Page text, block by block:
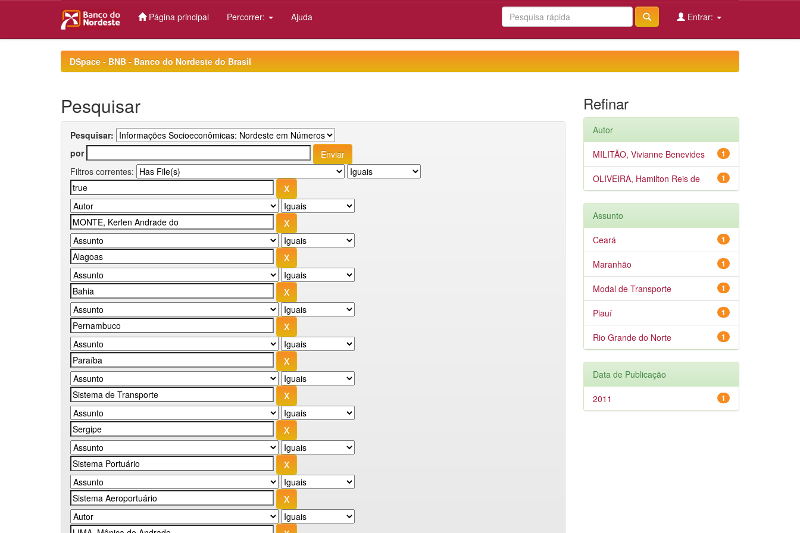
Página principal Percorrer: Ajuda Entrar:
DSpace - BNB - Banco do Nordeste do Brasil
Pesquisar
Pesquisar:
por
Filtros correntes:
Refinar
Autor
1
MILITÃO, Vivianne Benevides
1
OLIVEIRA, Hamilton Reis de
Assunto
1
Ceará
1
Maranhão
1
Modal de Transporte
1
Piauí
1
Rio Grande do Norte
Data de Publicação
1
2011